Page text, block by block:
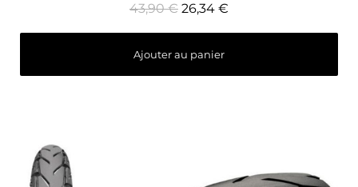
43,90 € 26,34 €
Ajouter au panier